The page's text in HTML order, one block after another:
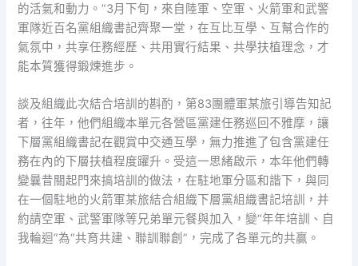
的活氣和動力。”3月下旬，來自陸軍、空軍、火箭軍和武警
軍隊近百名黨組織書記齊聚一堂，在互比互學、互幫合作的
氣氛中，共享任務經歷、共用實行結果、共學扶植理念，才
能本質獲得鍛煉進步。
談及組織此次結合培訓的斟酌，第83團體軍某旅引導告知記
者，往年，他們組織本單元各營區黨建任務巡回不雅摩，讓
下層黨組織書記在觀賞中交通互學，無力推進了包含黨建任
務在內的下層扶植程度躍升。受這一思緒啟示，本年他們轉
變曩昔關起門來搞培訓的做法，在駐地軍分區和諧下，與同
在一個駐地的火箭軍某旅結合組織下層黨組織書記培訓，并
約請空軍、武警軍隊等兄弟單元餐與加入，變“年年培訓、自
我輪迴”為“共育共建、聯訓聯創”，完成了各單元的共贏。